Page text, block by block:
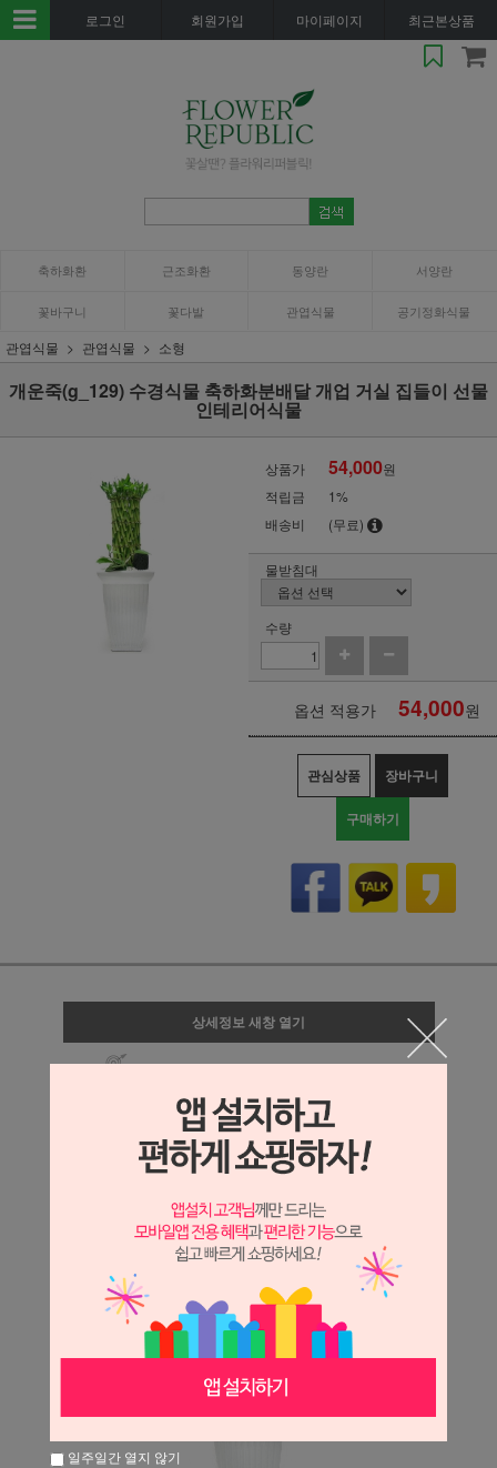
로그인 회원가입 마이페이지 최근본상품
축하화환 근조화환 동양란 서양란
꽃바구니 꽃다발 관엽식물 공기정화식물
관엽식물 관엽식물 소형
개운죽(g_129) 수경식물 축하화분배달 개업 거실 집들이 선물
인테리어식물
상품가 54,000원
적립금
1%
배송비
(무료)
물받침대
수량
옵션 적용가 54,000원
관심상품 장바구니
구매하기
상세정보 새창 열기
일주일간 열지 않기